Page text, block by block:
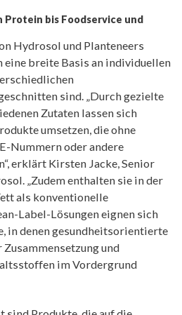
Protein bis Foodservice und
Hydrosol und Planteneers
breite Basis an individuellen
sind. „Durch gezielte
Zutaten lassen sich
umsetzen, die ohne
Nummern oder andere
erklärt Kirsten Jacke, Senior
„Zudem enthalten sie in der
als konventionelle
Label-Lösungen eignen sich
in denen gesundheitsorientierte
und
im Vordergrund